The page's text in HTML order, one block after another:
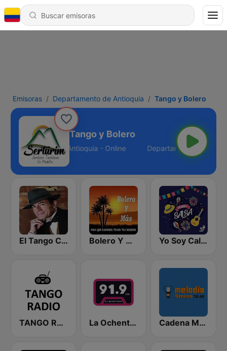
Emisoras Departamento de Antioquia Tango y Bolero
Tango y Bolero
Departamento de Antioquia - Online
El Tango Criollo Bolero Y Mas Yo Soy Cali Salsa
TANGO RADIO La Ochentera Cadena Melodia 730 AM